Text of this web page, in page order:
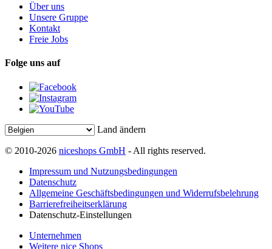
Über uns
Unsere Gruppe
Kontakt
Freie Jobs
Folge uns auf
Land ändern
© 2010-2026 niceshops GmbH - All rights reserved.
Impressum und Nutzungsbedingungen
Datenschutz
Allgemeine Geschäftsbedingungen und Widerrufsbelehrung
Barrierefreiheitserklärung
Datenschutz-Einstellungen
Unternehmen
Weitere nice Shops